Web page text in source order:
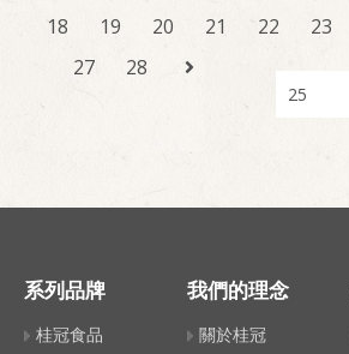
18
19 20 21 22 23
27
28
系列品牌
桂冠食品
我們的理念
關於桂冠